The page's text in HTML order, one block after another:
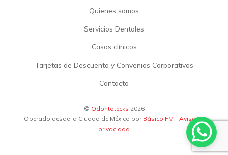
Quienes somos
Servicios Dentales
Casos clínicos
Tarjetas de Descuento y Convenios Corporativos
Contacto
© Odontotecks 2026
Operado desde la Ciudad de México por Básico FM - Aviso de
privacidad